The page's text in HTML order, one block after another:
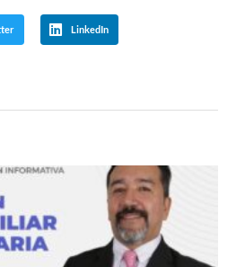
LinkedIn